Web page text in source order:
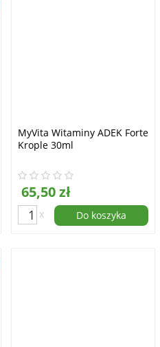
MyVita Witaminy ADEK Forte
Krople 30ml
65,50 zł
x Do koszyka